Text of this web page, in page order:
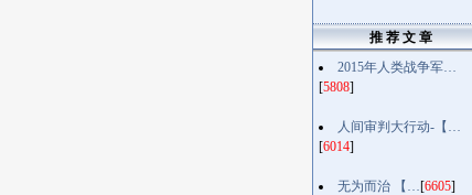
推 荐 文 章
2015年人类战争军…
[5808]
人间审判大行动-【…
[6014]
无为而治 【…[6605]